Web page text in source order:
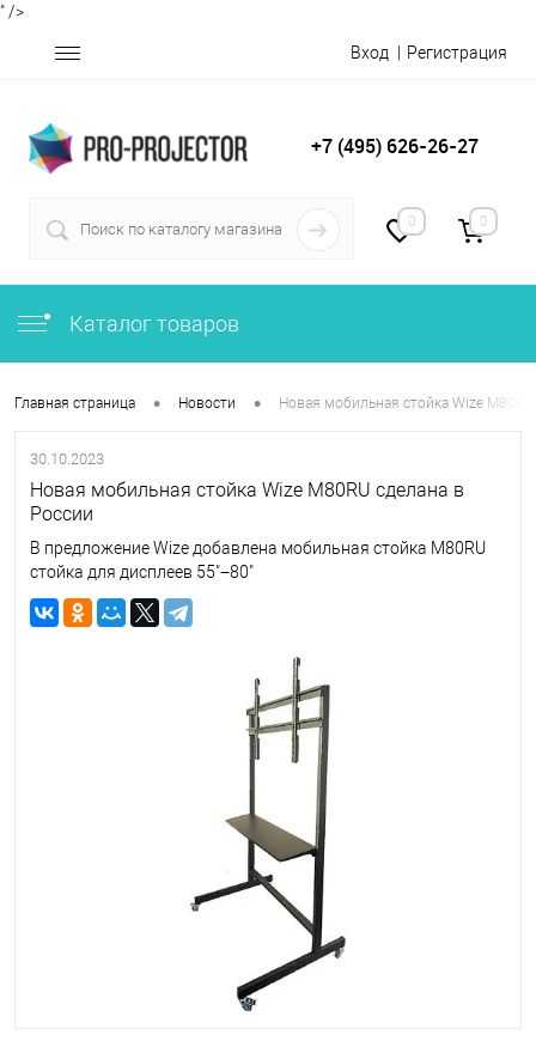
" />
Вход Регистрация
+7 (495) 626-26-27
0 0
Каталог товаров
Главная страница • Новости • Новая мобильная стойка Wize
30.10.2023
Новая мобильная стойка Wize M80RU сделана в
России
В предложение Wize добавлена мобильная стойка M80RU
стойка для дисплеев 55"−80"